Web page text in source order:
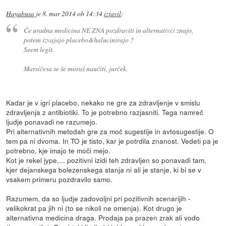
Hayabusa je8. mar 2014 ob 14:34izjavil:
Če uradna medicina NE ZNA pozdraviti in alternativci znajo,
potem izvajajo placebo&halucinirajo ?
Seem legit.
Marsičesa se še moraš naučiti, jurček.
Kadar je v igri placebo, nekako ne gre za zdravljenje v smislu
zdravljenja z antibiotiki. To je potrebno razjasniti. Tega namreč
ljudje ponavadi ne razumejo.
Pri alternativnih metodah gre za moč sugestije in avtosugestije. O
tem pa ni dvoma. In TO je tisto, kar je potrdila znanost. Vedeti pa je
potrebno, kje imajo te moči mejo.
Kot je rekel jype,... pozitivni izidi teh zdravljen so ponavadi tam,
kjer dejanskega bolezenskega stanja ni ali je stanje, ki bi se v
vsakem primeru pozdravilo samo.
Razumem, da so ljudje zadovoljni pri pozitivnih scenarijih -
velikokrat pa jih ni (to se nikoli ne omenja). Kot drugo je
alternativna medicina draga. Prodaja pa prazen zrak ali vodo